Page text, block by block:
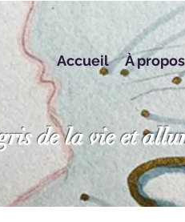
Accueil À propos
de la vie et